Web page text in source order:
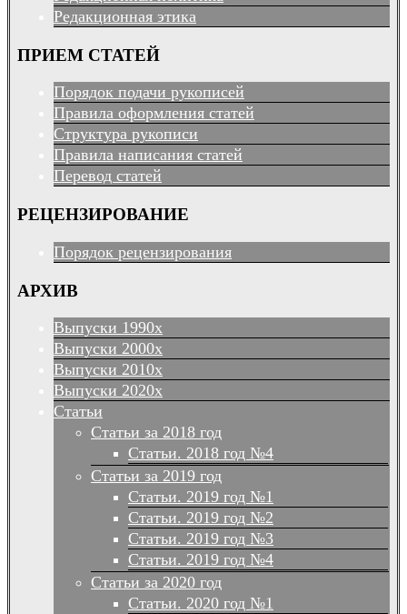
Редакционная этика
ПРИЕМ СТАТЕЙ
Порядок подачи рукописей
Правила оформления статей
Структура рукописи
Правила написания статей
Перевод статей
РЕЦЕНЗИРОВАНИЕ
Порядок рецензирования
АРХИВ
Выпуски 1990х
Выпуски 2000х
Выпуски 2010х
Выпуски 2020х
Статьи
Статьи за 2018 год
Статьи. 2018 год №4
Статьи за 2019 год
Статьи. 2019 год №1
Статьи. 2019 год №2
Статьи. 2019 год №3
Статьи. 2019 год №4
Статьи за 2020 год
Статьи. 2020 год №1